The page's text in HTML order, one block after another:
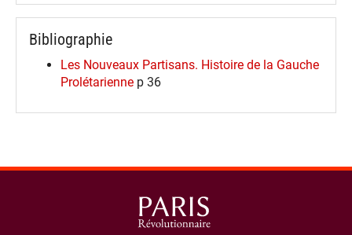
Bibliographie
Les Nouveaux Partisans. Histoire de la Gauche
Prolétarienne p 36